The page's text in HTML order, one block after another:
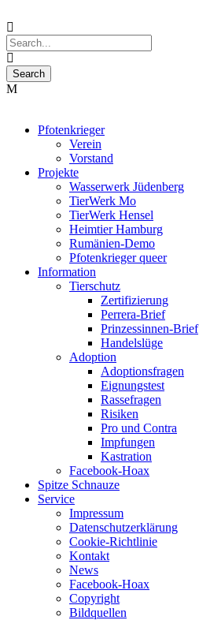
Pfotenkrieger
Verein
Vorstand
Projekte
Wasserwerk Jüdenberg
TierWerk Mo
TierWerk Hensel
Heimtier Hamburg
Rumänien-Demo
Pfotenkrieger queer
Information
Tierschutz
Zertifizierung
Perrera-Brief
Prinzessinnen-Brief
Handelslüge
Adoption
Adoptionsfragen
Eignungstest
Rassefragen
Risiken
Pro und Contra
Impfungen
Kastration
Facebook-Hoax
Spitze Schnauze
Service
Impressum
Datenschutzerklärung
Cookie-Richtlinie
Kontakt
News
Facebook-Hoax
Copyright
Bildquellen